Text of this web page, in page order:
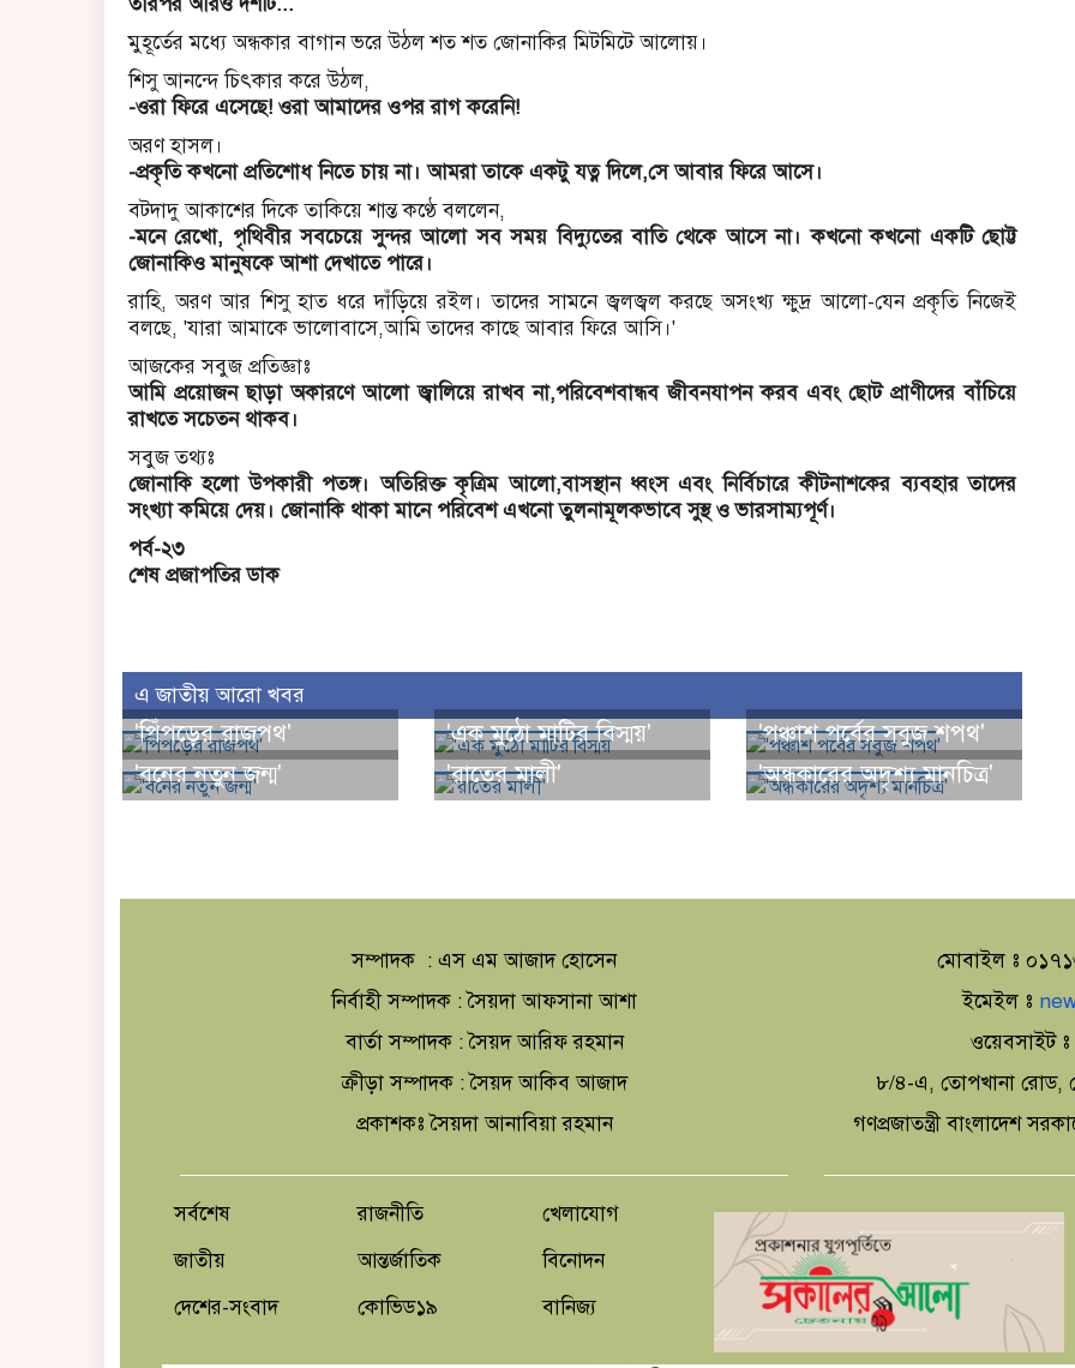
মুহূর্তের মধ্যে অন্ধকার বাগান ভরে উঠল শত শত জোনাকির মিটমিটে আলোয়।
শিসু আনন্দে চিৎকার করে উঠল,
-ওরা ফিরে এসেছে! ওরা আমাদের ওপর রাগ করেনি!
অরণ হাসল।
-প্রকৃতি কখনো প্রতিশোধ নিতে চায় না। আমরা তাকে একটু যত্ন দিলে,সে আবার ফিরে আসে।
বটদাদু আকাশের দিকে তাকিয়ে শান্ত কণ্ঠে বললেন,
-মনে রেখো, পৃথিবীর সবচেয়ে সুন্দর আলো সব সময় বিদ্যুতের বাতি থেকে আসে না। কখনো কখনো একটি ছোট্ট
জোনাকিও মানুষকে আশা দেখাতে পারে।
রাহি, অরণ আর শিসু হাত ধরে দাঁড়িয়ে রইল। তাদের সামনে জ্বলজ্বল করছে অসংখ্য ক্ষুদ্র আলো-যেন প্রকৃতি নিজেই
বলছে, 'যারা আমাকে ভালোবাসে,আমি তাদের কাছে আবার ফিরে আসি।'
আজকের সবুজ প্রতিজ্ঞাঃ
আমি প্রয়োজন ছাড়া অকারণে আলো জ্বালিয়ে রাখব না,পরিবেশবান্ধব জীবনযাপন করব এবং ছোট প্রাণীদের বাঁচিয়ে
রাখতে সচেতন থাকব।
সবুজ তথ্যঃ
জোনাকি হলো উপকারী পতঙ্গ। অতিরিক্ত কৃত্রিম আলো,বাসস্থান ধ্বংস এবং নির্বিচারে কীটনাশকের ব্যবহার তাদের
সংখ্যা কমিয়ে দেয়। জোনাকি থাকা মানে পরিবেশ এখনো তুলনামূলকভাবে সুস্থ ও ভারসাম্যপূর্ণ।
পর্ব-২৩
শেষ প্রজাপতির ডাক
এ জাতীয় আরো খবর
'পিঁপড়ের রাজপথ' 'এক মুঠো মাটির বিস্ময়'
'পঞ্চাশ পর্বের সবুজ শপথ'
'বনের নতুন জন্ম'
'রাতের মালী' 'অন্ধকারের অদৃশ্য মানচিত্র'
সম্পাদক : এস এম আজাদ হোসেন
নির্বাহী সম্পাদক : সৈয়দা আফসানা আশা
বার্তা সম্পাদক : সৈয়দ আরিফ রহমান
ক্রীড়া সম্পাদক : সৈয়দ আকিব আজাদ
প্রকাশকঃ সৈয়দা আনাবিয়া রহমান
মোবাইল ঃ
ইমেইল ঃ
ওয়েবসাইট ঃ
৮/৪-এ, তোপখানা রোড,
গণপ্রজাতন্ত্রী বাংলাদেশ
সর্বশেষ
জাতীয়
দেশের-সংবাদ
রাজনীতি
আন্তর্জাতিক
কোভিড১৯
খেলাযোগ
বিনোদন
বানিজ্য